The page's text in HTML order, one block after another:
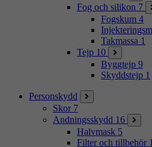
Fog och silikon 7
Fogskum 4
Takmassa 1
Tejp 10
Byggtejp 9
Skyddstejp 1
Personskydd
Skor 7
Andningsskydd 16
Halvmask 5
Filter och tillbehör 1